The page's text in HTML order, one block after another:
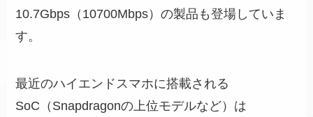
10.7Gbps（10700Mbps）の製品も登場していま
す。
最近のハイエンドスマホに搭載される
SoC（Snapdragonの上位モデルなど）は